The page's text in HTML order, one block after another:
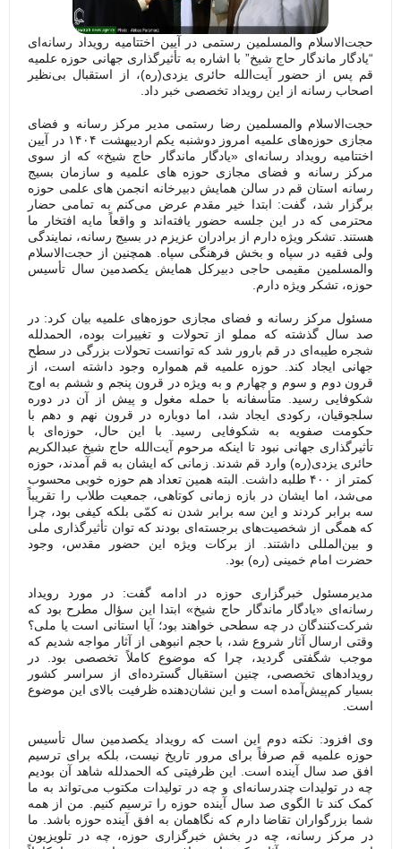
حجت‌الاسلام والمسلمین رستمی در آیین اختتامیه رویداد رسانه‌ای
“یادگار ماندگار حاج شیخ” با اشاره به تأثیرگذاری جهانی حوزه علمیه
قم پس از حضور آیت‌الله حائری یزدی(ره)، از استقبال بی‌نظیر
اصحاب رسانه از این رویداد تخصصی خبر داد.
حجت‌الاسلام والمسلمین رضا رستمی مدیر مرکز رسانه و فضای
مجازی حوزه‌های علمیه امروز دوشنبه یکم اردیبهشت ۱۴۰۴ در آیین
اختتامیه رویداد رسانه‌ای «یادگار ماندگار حاج شیخ» که از سوی
مرکز رسانه و فضای مجازی حوزه های علمیه و سازمان بسیج
رسانه استان قم در سالن همایش دبیرخانه انجمن های علمی حوزه
برگزار شد، گفت: ابتدا خیر مقدم عرض می‌کنم به تمامی حضار
محترمی که در این جلسه حضور یافته‌اند و واقعاً مایه افتخار ما
هستند. تشکر ویژه دارم از برادران عزیزم در بسیج رسانه، نمایندگی
ولی فقیه در سپاه و بخش فرهنگی سپاه. همچنین از حجت‌الاسلام
والمسلمین مقیمی حاجی دبیرکل همایش یکصدمین سال تأسیس
حوزه، تشکر ویژه دارم.
مسئول مرکز رسانه و فضای مجازی حوزه‌های علمیه بیان کرد: در
صد سال گذشته که مملو از تحولات و تغییرات بوده، الحمدلله
شجره طیبه‌ای در قم بارور شد که توانست تحولات بزرگی در سطح
جهانی ایجاد کند. حوزه علمیه قم همواره وجود داشته است، از
قرون دوم و سوم و چهارم و به ویژه در قرون پنجم و ششم به اوج
شکوفایی رسید. متأسفانه با حمله مغول و پیش از آن در دوره
سلجوقیان، رکودی ایجاد شد، اما دوباره در قرون نهم و دهم با
حکومت صفویه به شکوفایی رسید. با این حال، حوزه‌ای با
تأثیرگذاری جهانی نبود تا اینکه مرحوم آیت‌الله حاج شیخ عبدالکریم
حائری یزدی(ره) وارد قم شدند. زمانی که ایشان به قم آمدند، حوزه
کمتر از ۴۰۰ طلبه داشت. البته همین تعداد هم حوزه خوبی محسوب
می‌شد، اما ایشان در بازه زمانی کوتاهی، جمعیت طلاب را تقریباً
سه برابر کردند و این سه برابر شدن نه کمّی بلکه کیفی بود، چرا
که همگی از شخصیت‌های برجسته‌ای بودند که توان تأثیرگذاری ملی
و بین‌المللی داشتند. از برکات ویژه این حضور مقدس، وجود
حضرت امام خمینی (ره) بود.
مدیرمسئول خبرگزاری حوزه در ادامه گفت: در مورد رویداد
رسانه‌ای «یادگار ماندگار حاج شیخ» ابتدا این سؤال مطرح بود که
شرکت‌کنندگان در چه سطحی خواهند بود؛ آیا استانی است یا ملی؟
وقتی ارسال آثار شروع شد، با حجم انبوهی از آثار مواجه شدیم که
موجب شگفتی گردید، چرا که موضوع کاملاً تخصصی بود. در
رویدادهای تخصصی، چنین استقبال گسترده‌ای از سراسر کشور
بسیار کم‌پیش‌آمده است و این نشان‌دهنده ظرفیت بالای این موضوع
است.
وی افزود: نکته دوم این است که رویداد یکصدمین سال تأسیس
حوزه علمیه قم صرفاً برای مرور تاریخ نیست، بلکه برای ترسیم
افق صد سال آینده است. این ظرفیتی که الحمدلله شاهد آن بودیم
چه در تولیدات چندرسانه‌ای و چه در تولیدات مکتوب می‌تواند به ما
کمک کند تا الگوی صد سال آینده حوزه را ترسیم کنیم. من از همه
شما بزرگواران تقاضا دارم که نگاهمان به افق آینده حوزه باشد. ما
در مرکز رسانه، چه در بخش خبرگزاری حوزه، چه در تلویزیون